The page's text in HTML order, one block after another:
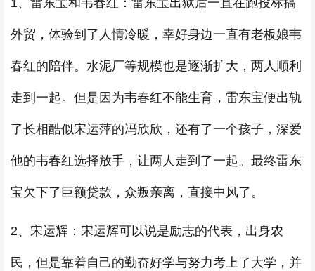
1、雷东宝和韦春红：雷东宝出狱后一直在跑投标搞
外贸，体验到了人情冷暖，幸好身边一直有老板娘韦
春红的陪伴。水泥厂等规模也是逐渐扩大，两人顺利
走到一起。但是因为韦春红不能生育，雷东宝便出轨
了长相酷似宋运萍的冯欣欣，还有了一个孩子，深爱
他的韦春红选择放手，让两人走到了一起。最终雷东
宝欠下了巨额贷款，众叛亲离，直接中风了。
2、宋运辉：宋运辉可以说是励志的代表，出身农
民，但是靠着自己的勤奋好学与努力考上了大学，并